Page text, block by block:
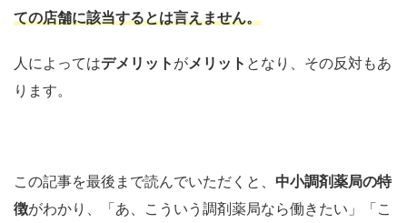
ての店舗に該当するとは言えません。
人によってはデメリット がメリット となり、その反対もあ
ります。
この記事を最後まで読んでいただくと、 中小調剤薬局の特
徴がわかり、「あ、こういう調剤薬局なら働きたい」「こ